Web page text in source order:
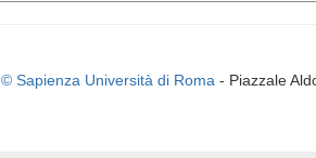
© Sapienza Università di Roma - Piazzale